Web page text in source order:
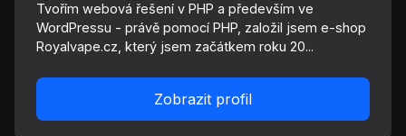
Tvořím webová řešení v PHP a především ve
WordPressu - právě pomocí PHP, založil jsem e-shop
Royalvape.cz, který jsem začátkem roku 20...
Zobrazit profil